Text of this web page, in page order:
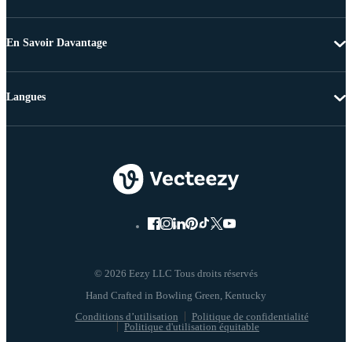
En Savoir Davantage
© 2026 Eezy LLC Tous droits réservés
Conditions d’utilisation
Politique de confidentialité
Politique d'utilisation équitable
Langues